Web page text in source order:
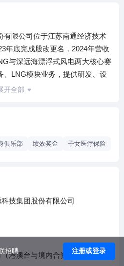
有限公司位于江苏南通经济技术
年底完成股改更名，2024年营收
与深远海漂浮式风电两大核心赛
、LNG模块业务，提供研发、设
方案。
FLNG集成技术，研发出全球单
出海，FLNG项目国产化率超
集群走向全球。
开全部
俱乐部 绩效奖金 子女医疗保险
技集团股份有限公司
港澳台与境内合资、未上市）
招聘 注册或登录